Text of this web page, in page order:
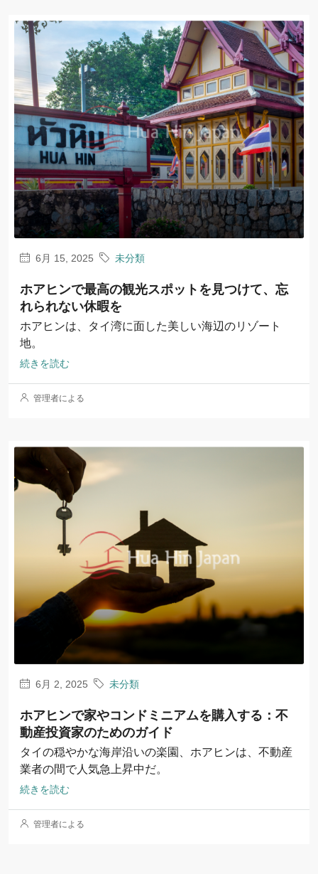
6月 15, 2025 未分類
ホアヒンで最高の観光スポットを見つけて、忘
れられない休暇を
ホアヒンは、タイ湾に面した美しい海辺のリゾート
地。
続きを読む
管理者による
6月 2, 2025 未分類
ホアヒンで家やコンドミニアムを購入する：不
動産投資家のためのガイド
タイの穏やかな海岸沿いの楽園、ホアヒンは、不動産
業者の間で人気急上昇中だ。
続きを読む
管理者による